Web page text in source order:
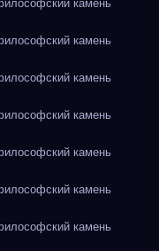
камень
камень
камень
камень
камень
камень
камень